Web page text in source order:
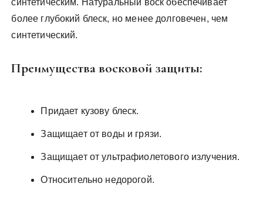
синтетическим. Натуральный воск обеспечивает
более глубокий блеск, но менее долговечен, чем
синтетический.
Преимущества восковой защиты:
Придает кузову блеск.
Защищает от воды и грязи.
Защищает от ультрафиолетового излучения.
Относительно недорогой.